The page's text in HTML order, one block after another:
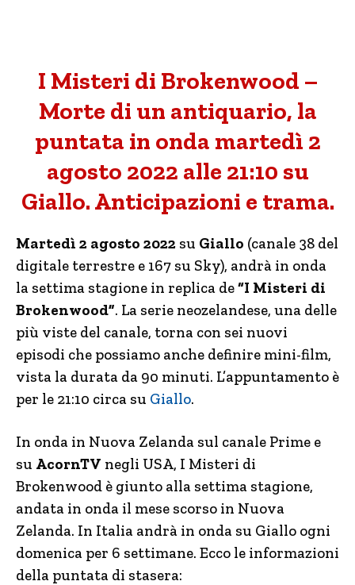
I Misteri di Brokenwood –
Morte di un antiquario, la
puntata in onda martedì 2
agosto 2022 alle 21:10 su
Giallo. Anticipazioni e trama.
Martedì 2 agosto 2022 su Giallo (canale 38 del
digitale terrestre e 167 su Sky), andrà in onda
la settima stagione in replica de“I Misteri di
Brokenwood”. La serie neozelandese, una delle
più viste del canale, torna con sei nuovi
episodi che possiamo anche definire mini-film,
vista la durata da 90 minuti. L’appuntamento è
per le 21:10 circa su Giallo.
In onda in Nuova Zelanda sul canale Prime e
su AcornTV negli USA, I Misteri di
Brokenwood è giunto alla settima stagione,
andata in onda il mese scorso in Nuova
Zelanda. In Italia andrà in onda su Giallo ogni
domenica per 6 settimane. Ecco le informazioni
della puntata di stasera: